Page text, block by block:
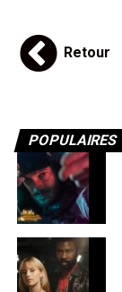
Retour
POPULAIRES